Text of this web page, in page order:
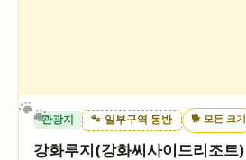
관광지 🐾 일부구역 동반 🐕 모든 크기
강화루지(강화씨사이드리조트)